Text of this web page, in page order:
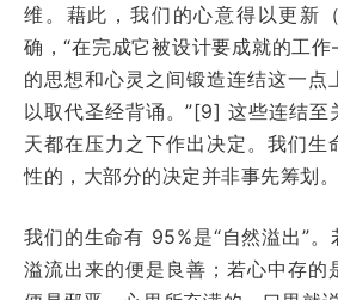
维。藉此，我们的心意得以更新（
确，“在完成它被设计要成就的工
的思想和心灵之间锻造连结这一点
以取代圣经背诵。”[9] 这些连结至
天都在压力之下作出决定。我们生
性的，大部分的决定并非事先筹划。
我们的生命有 95%是“自然溢出”。
溢流出来的便是良善；若心中存的